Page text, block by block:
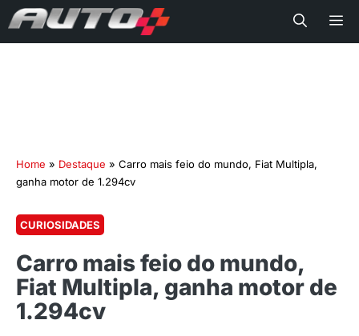
Home » Destaque » Carro mais feio do mundo, Fiat Multipla,
ganha motor de 1.294cv
CURIOSIDADES
Carro mais feio do mundo,
Fiat Multipla, ganha motor de
1.294cv